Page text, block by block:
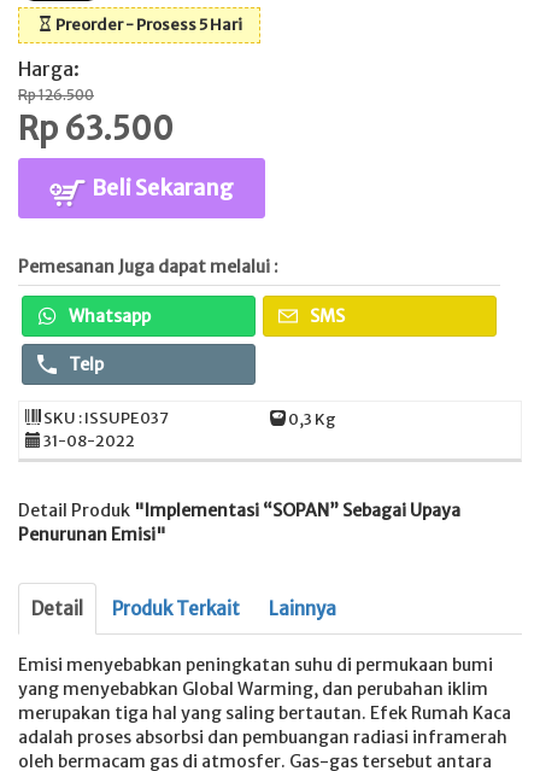
Preorder - Prosess 5 Hari
Harga:
Rp 126.500
Rp 63.500
Beli Sekarang
Pemesanan Juga dapat melalui :
Whatsapp SMS
Telp
SKU : ISSUPE037
0,3 Kg
31-08-2022
Detail Produk "Implementasi “SOPAN” Sebagai Upaya
Penurunan Emisi"
Detail Produk Terkait Lainnya
Emisi menyebabkan peningkatan suhu di permukaan bumi
yang menyebabkan Global Warming, dan perubahan iklim
merupakan tiga hal yang saling bertautan. Efek Rumah Kaca
adalah proses absorbsi dan pembuangan radiasi inframerah
oleh bermacam gas di atmosfer. Gas-gas tersebut antara